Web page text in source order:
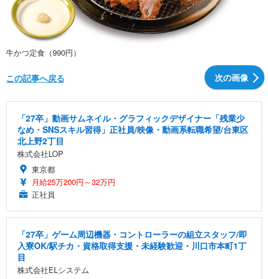
牛かつ定食（990円）
次の画像
この記事へ戻る
「27卒」動画サムネイル・グラフィックデザイナー「残業少
なめ・SNSスキル習得」正社員/映像・動画系転職希望/台東区
北上野2丁目
株式会社LOP
東京都
月給25万200円～32万円
正社員
「27卒」ゲーム周辺機器・コントローラーの組立スタッフ/即
入寮OK/駅チカ・資格取得支援・未経験歓迎・川口市本町1丁
目
株式会社ELシステム